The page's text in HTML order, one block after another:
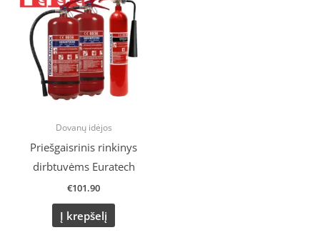
Dovanų idėjos
Priešgaisrinis rinkinys
dirbtuvėms Euratech
€101.90
Į krepšelį